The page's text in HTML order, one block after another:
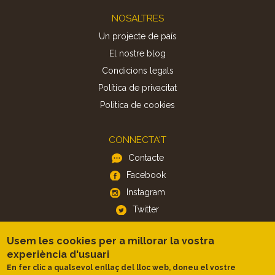
NOSALTRES
Un projecte de país
El nostre blog
Condicions legals
Política de privacitat
Politica de cookies
CONNECTA'T
Contacte
Facebook
Instagram
Twitter
APP
iOS
Usem les cookies per a millorar la vostra
experiència d'usuari
En fer clic a qualsevol enllaç del lloc web, doneu el vostre